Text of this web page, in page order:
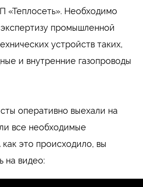
«Теплосеть». Необходимо
промышленной
устройств таких,
и внутренние газопроводы
оперативно выехали на
все необходимые
это происходило, вы
на видео: